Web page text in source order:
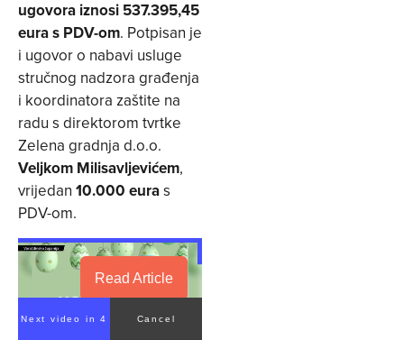
ugovora iznosi 537.395,45
eura s PDV-om. Potpisan je
i ugovor o nabavi usluge
stručnog nadzora građenja
i koordinatora zaštite na
radu s direktorom tvrtke
Zelena gradnja d.o.o.
Veljkom Milisavljevićem,
vrijedan 10.000 euras
PDV-om.
Read Article
Next video in 3 Cancel